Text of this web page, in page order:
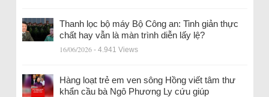
Thanh lọc bộ máy Bộ Công an: Tinh giản thực
chất hay vẫn là màn trình diễn lấy lệ?
16/06/2026 - 4.941 Views
Hàng loạt trẻ em ven sông Hồng viết tâm thư
khẩn cầu bà Ngô Phương Ly cứu giúp